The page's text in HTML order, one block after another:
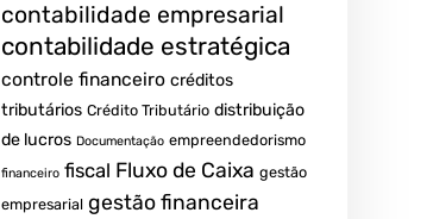
contabilidade empresarial
contabilidade estratégica
controle financeiro créditos
tributários Crédito Tributário distribuição
de lucros Documentação empreendedorismo
financeiro fiscal Fluxo de Caixa gestão
empresarial gestão financeira